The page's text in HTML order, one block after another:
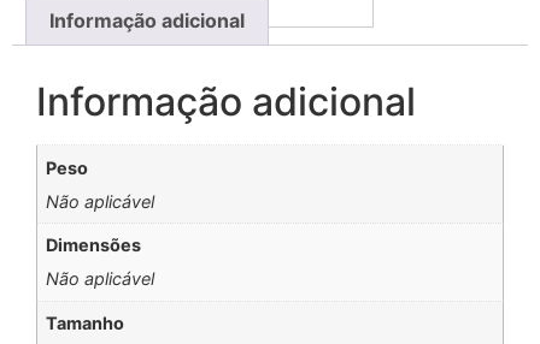
Informação adicional
Informação adicional
Peso
Não aplicável
Dimensões
Não aplicável
Tamanho